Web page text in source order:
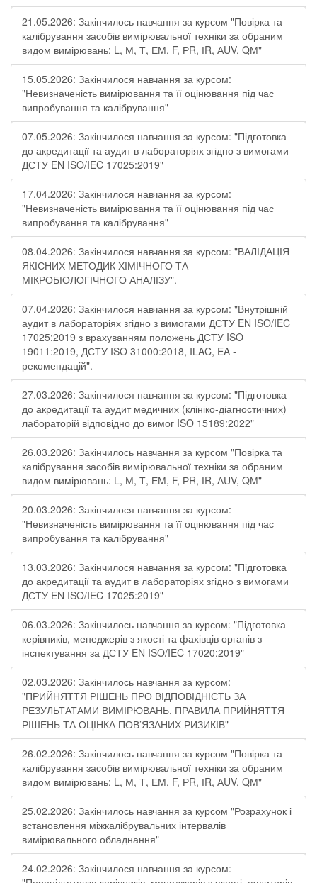
21.05.2026: Закінчилось навчання за курсом "Повірка та
калібрування засобів вимірювальної техніки за обраним
видом вимірювань: L, М, Т, ЕМ, F, РR, ІR, АUV, QМ"
15.05.2026: Закінчилося навчання за курсом:
"Невизначеність вимірювання та її оцінювання під час
випробування та калібрування"
07.05.2026: Закінчилося навчання за курсом: "Підготовка
до акредитації та аудит в лабораторіях згідно з вимогами
ДСТУ EN ISO/IEC 17025:2019"
17.04.2026: Закінчилося навчання за курсом:
"Невизначеність вимірювання та її оцінювання під час
випробування та калібрування"
08.04.2026: Закінчилося навчання за курсом: "ВАЛІДАЦІЯ
ЯКІСНИХ МЕТОДИК ХІМІЧНОГО ТА
МІКРОБІОЛОГІЧНОГО АНАЛІЗУ".
07.04.2026: Закінчилося навчання за курсом: "Внутрішній
аудит в лабораторіях згідно з вимогами ДСТУ EN ISO/IEC
17025:2019 з врахуванням положень ДСТУ ISO
19011:2019, ДСТУ ISO 31000:2018, ILAC, EA -
рекомендацій".
27.03.2026: Закінчилося навчання за курсом: "Підготовка
до акредитації та аудит медичних (клініко-діагностичних)
лабораторій відповідно до вимог ISO 15189:2022"
26.03.2026: Закінчилось навчання за курсом "Повірка та
калібрування засобів вимірювальної техніки за обраним
видом вимірювань: L, М, Т, ЕМ, F, РR, ІR, АUV, QМ"
20.03.2026: Закінчилося навчання за курсом:
"Невизначеність вимірювання та її оцінювання під час
випробування та калібрування"
13.03.2026: Закінчилося навчання за курсом: "Підготовка
до акредитації та аудит в лабораторіях згідно з вимогами
ДСТУ EN ISO/IEC 17025:2019"
06.03.2026: Закінчилось навчання за курсом: "Підготовка
керівників, менеджерів з якості та фахівців органів з
інспектування за ДСТУ EN ISO/IEC 17020:2019"
02.03.2026: Закінчилось навчання за курсом:
"ПРИЙНЯТТЯ РІШЕНЬ ПРО ВІДПОВІДНІСТЬ ЗА
РЕЗУЛЬТАТАМИ ВИМІРЮВАНЬ. ПРАВИЛА ПРИЙНЯТТЯ
РІШЕНЬ ТА ОЦІНКА ПОВ’ЯЗАНИХ РИЗИКІВ"
26.02.2026: Закінчилось навчання за курсом "Повірка та
калібрування засобів вимірювальної техніки за обраним
видом вимірювань: L, М, Т, ЕМ, F, РR, ІR, АUV, QМ"
25.02.2026: Закінчилось навчання за курсом "Розрахунок і
встановлення міжкалібрувальних інтервалів
вимірювального обладнання"
24.02.2026: Закінчилося навчання за курсом: